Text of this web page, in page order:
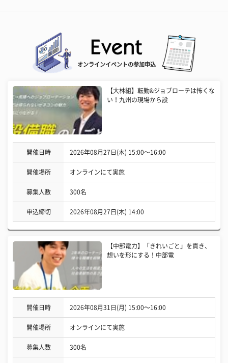
オンラインイベントの参加申込
【大林組】転勤&ジョブローテは怖くな
い！九州の現場から設
開催日時 2026年08月27日(木) 15:00〜16:00
開催場所 オンラインにて実施
募集人数 300名
申込締切 2026年08月27日(木) 14:00
【中部電力】「きれいごと」を貫き、
想いを形にする！中部電
開催日時 2026年08月31日(月) 15:00〜16:00
開催場所 オンラインにて実施
募集人数 300名